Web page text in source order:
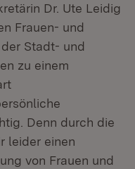
Dr. Ute Leidig
Frauen- und
Stadt- und
zu einem
Denn durch die
leider einen
von Frauen und